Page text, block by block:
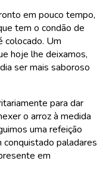
em pouco tempo,
tem o condão de
colocado. Um
hoje lhe deixamos,
ser mais saboroso
para dar
o arroz à medida
uma refeição
paladares
em